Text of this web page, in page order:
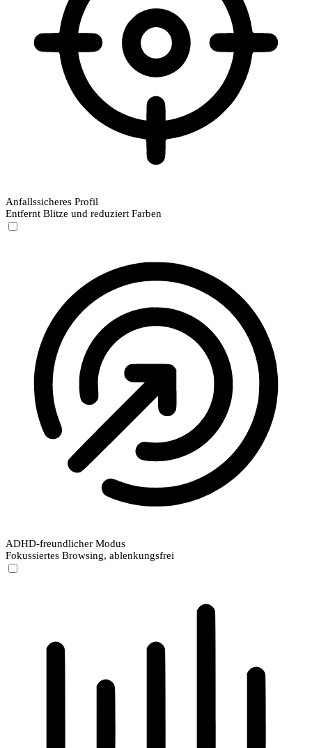
Anfallssicheres Profil
Entfernt Blitze und reduziert Farben
ADHD-freundlicher Modus
Fokussiertes Browsing, ablenkungsfrei